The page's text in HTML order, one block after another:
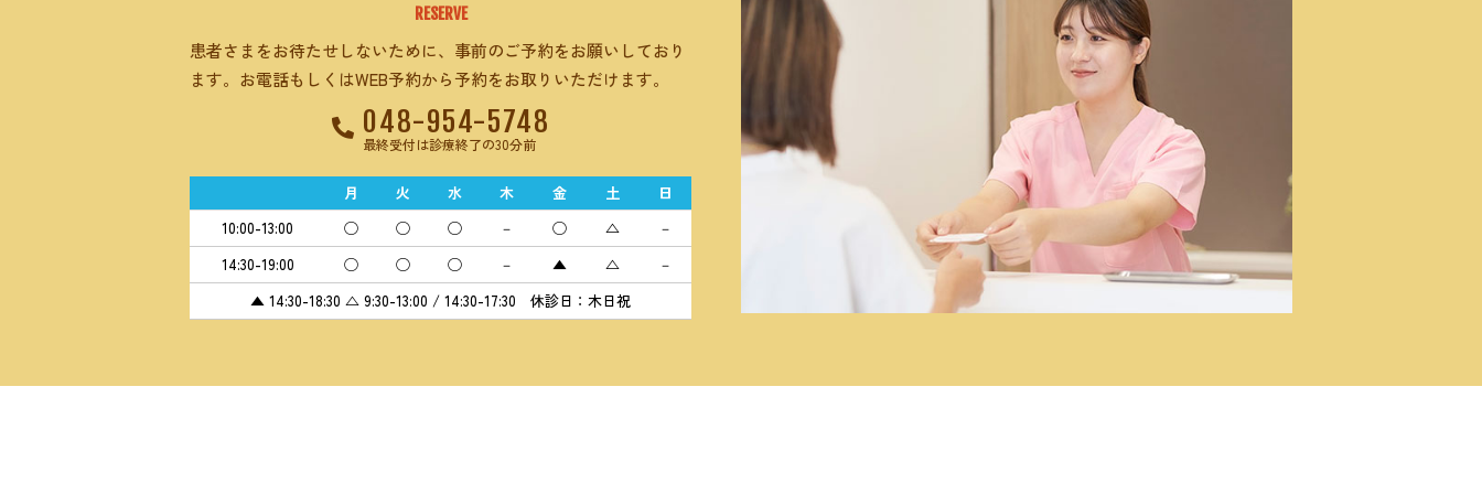
RESERVE
患者さまをお待たせしないために、事前のご予約をお願いしており
ます。お電話もしくはWEB予約から予約をお取りいただけます。
048-954-5748
最終受付は診療終了の30分前
月 火 水 木 金 土
日
10:00-13:00
◯ ◯ ◯ － ◯ △
－
14:30-19:00
◯ ◯ ◯ － ▲ △
－
▲ 14:30-18:30 △ 9:30-13:00 / 14:30-17:30 休診日：木日祝